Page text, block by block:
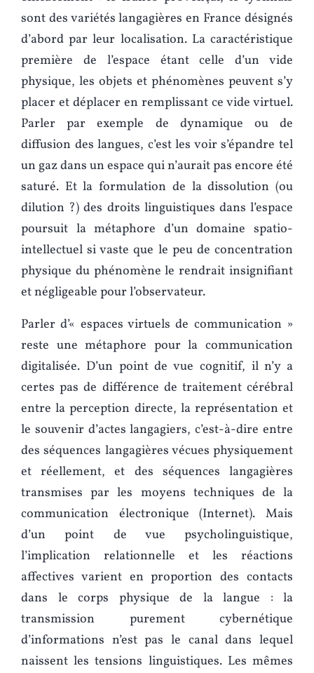
sont des variétés langagières en France désignés
d’abord par leur localisation. La caractéristique
première de l’espace étant celle d’un vide
physique, les objets et phénomènes peuvent s’y
placer et déplacer en remplissant ce vide virtuel.
Parler par exemple de dynamique ou de
diffusion des langues, c’est les voir s’épandre tel
un gaz dans un espace qui n’aurait pas encore été
saturé. Et la formulation de la dissolution (ou
dilution ?) des droits linguistiques dans l’espace
poursuit la métaphore d’un domaine spatio-
intellectuel si vaste que le peu de concentration
physique du phénomène le rendrait insignifiant
et négligeable pour l’observateur.
Parler d’« espaces virtuels de communication »
reste une métaphore pour la communication
digitalisée. D’un point de vue cognitif, il n’y a
certes pas de différence de traitement cérébral
entre la perception directe, la représentation et
le souvenir d’actes langagiers, c’est-à-dire entre
des séquences langagières vécues physiquement
et réellement, et des séquences langagières
transmises par les moyens techniques de la
communication électronique (Internet). Mais
d’un point de vue psycholinguistique,
l’implication relationnelle et les réactions
affectives varient en proportion des contacts
dans le corps physique de la langue : la
transmission purement cybernétique
d’informations n’est pas le canal dans lequel
naissent les tensions linguistiques. Les mêmes